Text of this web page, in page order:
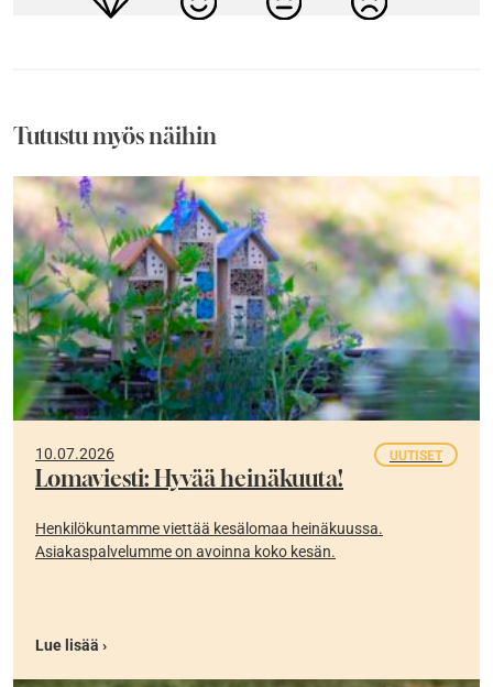
Tutustu myös näihin
10.07.2026 UUTISET
Lomaviesti: Hyvää heinäkuuta!
Henkilökuntamme viettää kesälomaa heinäkuussa.
Asiakaspalvelumme on avoinna koko kesän.
Lue lisää ›